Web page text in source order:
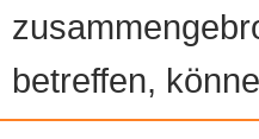
betreffen,